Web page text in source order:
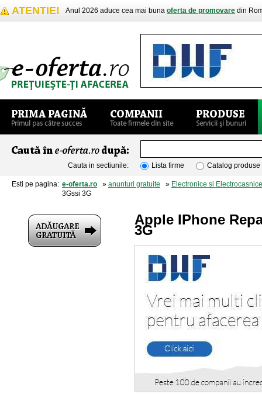
ATENTIE! Anul 2026 aduce cea mai buna oferta de promovare din
Cauta in sectiunile: Lista firme Catalog produse
Esti pe pagina: e-oferta.ro » anunturi gratuite » Electronice si Electrocasnice
3Gssi 3G
Apple IPhone
3G